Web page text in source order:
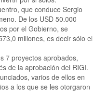
que conduce Sergio
De los USD 50.000
por el Gobierno, se
millones, es decir sólo el
7 proyectos aprobados,
de la aprobación del RIGI.
varios de ellos en
a los que se les otorgaron